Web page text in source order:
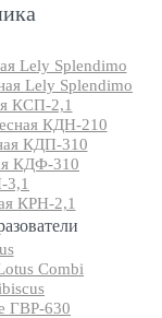
Lely Splendimo
Lely Splendimo
КСП-2,1
КДН-210
КДП-310
КДФ-310
3,1
КРН-2,1
Combi
ГВР-630